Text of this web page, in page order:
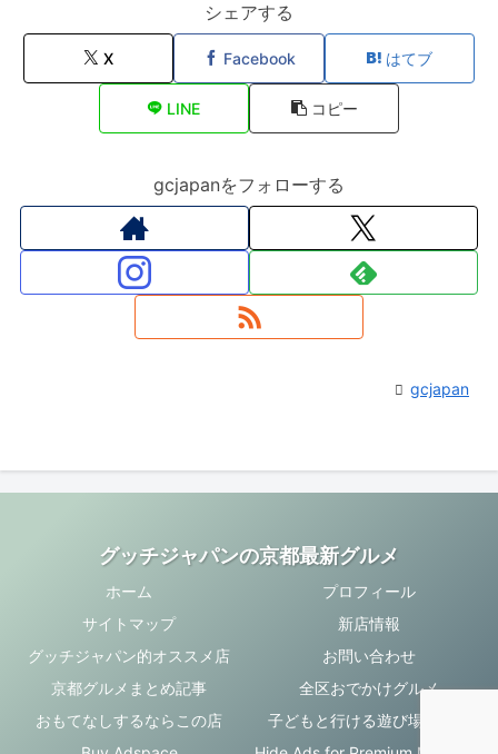
シェアする
X Facebook はてブ
LINE コピー
gcjapanをフォローする
gcjapan
グッチジャパンの京都最新グルメ
ホーム
プロフィール
サイトマップ
新店情報
グッチジャパン的オススメ店
お問い合わせ
京都グルメまとめ記事
全区おでかけグルメ
おもてなしするならこの店
子どもと行ける遊び場・お店